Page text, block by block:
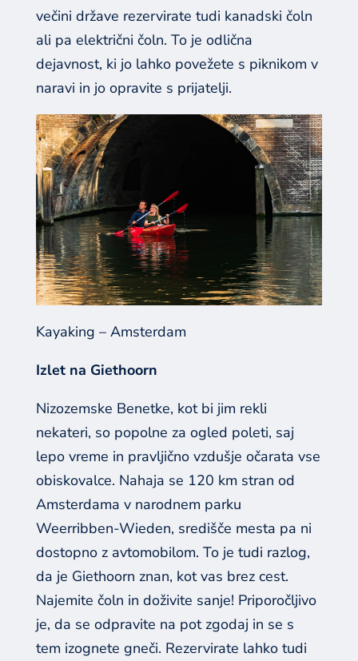
večini države rezervirate tudi kanadski čoln
ali pa električni čoln. To je odlična
dejavnost, ki jo lahko povežete s piknikom v
naravi in jo opravite s prijatelji.
Kayaking – Amsterdam
Izlet na Giethoorn
Nizozemske Benetke, kot bi jim rekli
nekateri, so popolne za ogled poleti, saj
lepo vreme in pravljično vzdušje očarata vse
obiskovalce. Nahaja se 120 km stran od
Amsterdama v narodnem parku
Weerribben-Wieden, središče mesta pa ni
dostopno z avtomobilom. To je tudi razlog,
da je Giethoorn znan, kot vas brez cest.
Najemite čoln in doživite sanje! Priporočljivo
je, da se odpravite na pot zgodaj in se s
tem izognete gneči. Rezervirate lahko tudi